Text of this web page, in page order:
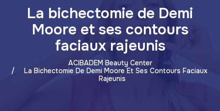
La bichectomie de Demi
Moore et ses contours
faciaux rajeunis
ACIBADEM Beauty Center
La Bichectomie De Demi Moore Et Ses Contours Faciaux
Rajeunis